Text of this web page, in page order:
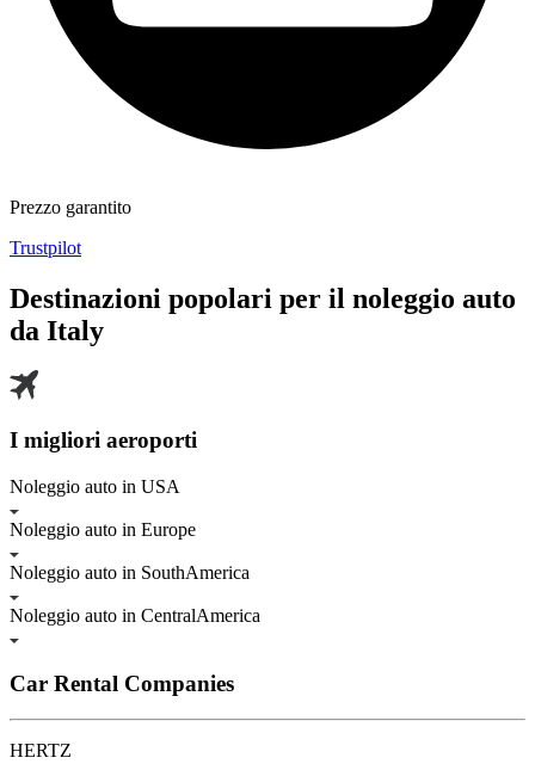
Prezzo garantito
Trustpilot
Destinazioni popolari per il noleggio auto
da Italy
I migliori aeroporti
Noleggio auto in USA
Noleggio auto in Europe
Noleggio auto in SouthAmerica
Noleggio auto in CentralAmerica
Car Rental Companies
HERTZ